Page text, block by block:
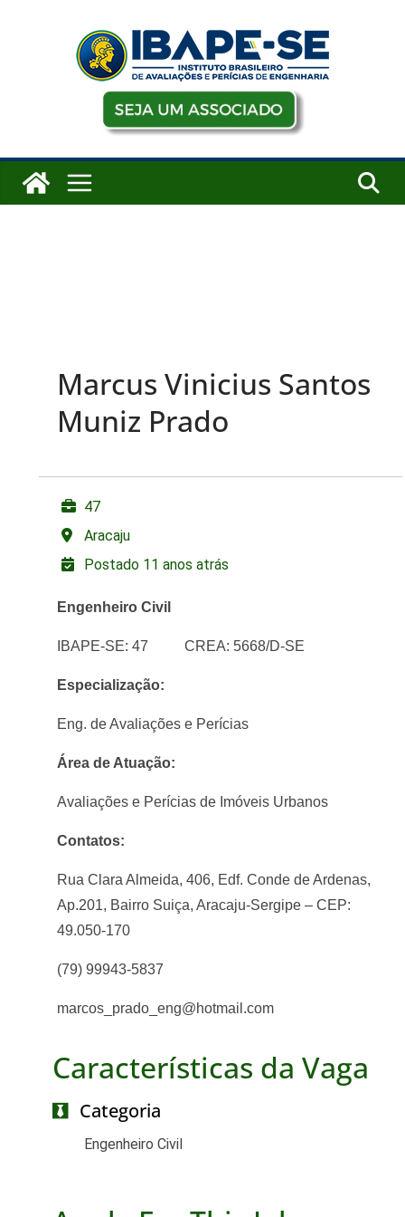
Marcus Vinicius Santos
Muniz Prado
47
Aracaju
Postado 11 anos atrás
Engenheiro Civil
IBAPE-SE: 47 CREA: 5668/D-SE
Especialização:
Eng. de Avaliações e Perícias
Área de Atuação:
Avaliações e Perícias de Imóveis Urbanos
Contatos:
Rua Clara Almeida, 406, Edf. Conde de Ardenas,
Ap.201, Bairro Suiça, Aracaju-Sergipe – CEP:
49.050-170
(79) 99943-5837
marcos_prado_eng@hotmail.com
Características da Vaga
Categoria
Engenheiro Civil